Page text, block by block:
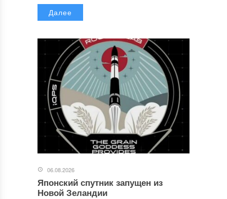
Далее
06.08.2026
Японский спутник запущен из
Новой Зеландии